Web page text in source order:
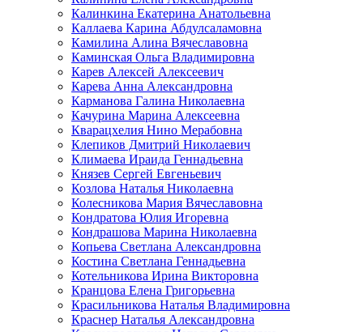
Калинкина Екатерина Анатольевна
Каллаева Карина Абдулсаламовна
Камилина Алина Вячеславовна
Каминская Ольга Владимировна
Карев Алексей Алексеевич
Карева Анна Александровна
Карманова Галина Николаевна
Качурина Марина Алексеевна
Кварацхелия Нино Мерабовна
Клепиков Дмитрий Николаевич
Климаева Ираида Геннадьевна
Князев Сергей Евгеньевич
Козлова Наталья Николаевна
Колесникова Мария Вячеславовна
Кондратова Юлия Игоревна
Кондрашова Марина Николаевна
Копьева Светлана Александровна
Костина Светлана Геннадьевна
Котельникова Ирина Викторовна
Кранцова Елена Григорьевна
Красильникова Наталья Владимировна
Краснер Наталья Александровна